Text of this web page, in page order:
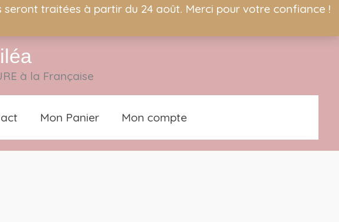
seront traitées à partir du 24 août. Merci pour votre confiance !
à la Française
Mon Panier Mon compte